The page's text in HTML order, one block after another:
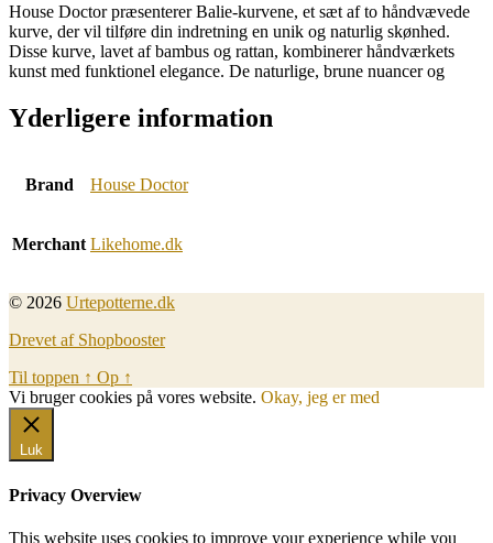
House Doctor præsenterer Balie-kurvene, et sæt af to håndvævede
kurve, der vil tilføre din indretning en unik og naturlig skønhed.
Disse kurve, lavet af bambus og rattan, kombinerer håndværkets
kunst med funktionel elegance. De naturlige, brune nuancer og
Yderligere information
Brand House Doctor
Merchant Likehome.dk
© 2026 Urtepotterne.dk
Drevet af Shopbooster
Til toppen ↑ Op ↑
Vi bruger cookies på vores website. Okay, jeg er med
Luk
Privacy Overview
This website uses cookies to improve your experience while you